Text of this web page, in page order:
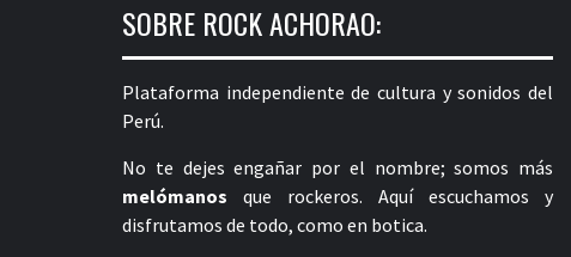
SOBRE ROCK ACHORAO:
Plataforma independiente de cultura y sonidos del
Perú.
No te dejes engañar por el nombre; somos más
melómanos que rockeros. Aquí escuchamos y
disfrutamos de todo, como en botica.